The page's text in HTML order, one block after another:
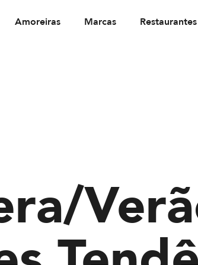
Amoreiras Marcas Restaurantes